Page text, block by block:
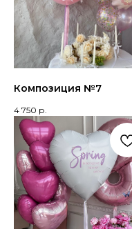
Композиция №7
4 750 р.